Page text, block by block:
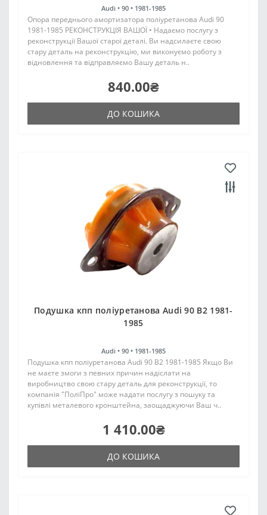
Audi • 90 • 1981-1985
Опора переднього амортизатора поліуретанова Audi 90
1981-1985 РЕКОНСТРУКЦІЯ ВАШОЇ • Надаємо послугу з
реконструкції Вашої старої деталі. Ви надсилаєте свою
стару деталь на реконструкцію, ми виконуємо роботу з
відновлення та відправляємо Вашу деталь н..
840.00₴
ДО КОШИКА
Подушка кпп поліуретанова Audi 90 В2 1981-
1985
Audi • 90 • 1981-1985
Подушка кпп поліуретанова Audi 90 В2 1981-1985 Якщо Ви
не маєте змоги з певних причин надіслати на
виробництво свою стару деталь для реконструкції, то
компанія "ПоліПро" може надати послугу з пошуку та
купівлі металевого кронштейна, заощаджуючи Ваш ч..
1 410.00₴
ДО КОШИКА